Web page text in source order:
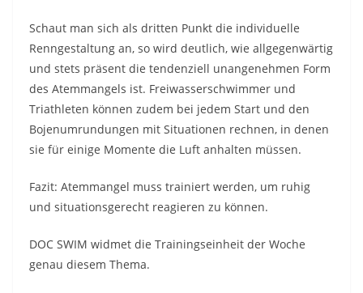
Schaut man sich als dritten Punkt die individuelle
Renngestaltung an, so wird deutlich, wie allgegenwärtig
und stets präsent die tendenziell unangenehmen Form
des Atemmangels ist. Freiwasserschwimmer und
Triathleten können zudem bei jedem Start und den
Bojenumrundungen mit Situationen rechnen, in denen
sie für einige Momente die Luft anhalten müssen.
Fazit: Atemmangel muss trainiert werden, um ruhig
und situationsgerecht reagieren zu können.
DOC SWIM widmet die Trainingseinheit der Woche
genau diesem Thema.